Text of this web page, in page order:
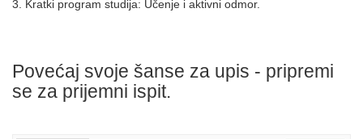
3. Kratki program studija: Učenje i aktivni odmor.
Povećaj svoje šanse za upis - pripremi
se za prijemni ispit.